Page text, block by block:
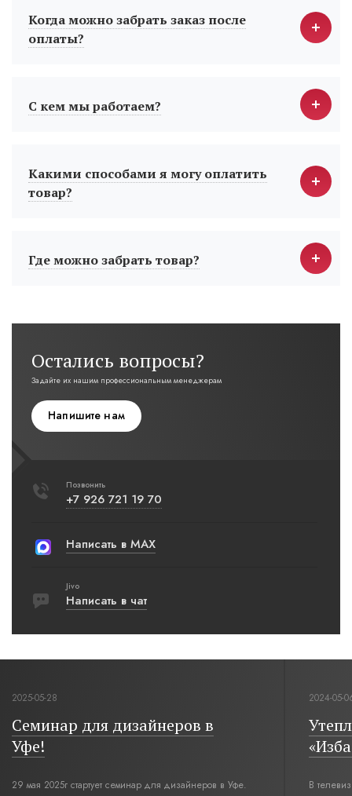
Когда можно забрать заказ после
оплаты?
С кем мы работаем?
Какими способами я могу оплатить
товар?
Где можно забрать товар?
Остались вопросы?
Задайте их нашим профессиональным менеджерам
Напишите нам
Позвонить
+7 926 721 19 70
Написать в MAX
Jivo
Написать в чат
2025-05-28
Семинар для дизайнеров в
Уфе!
29 мая 2025г стартует семинар для дизайнеров в Уфе.
2024-05-
В